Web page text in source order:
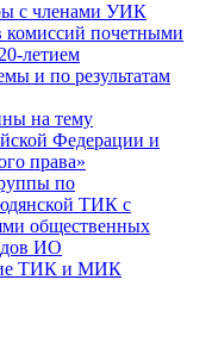
с членами УИК
комиссий почетными
летием
и по результатам
на тему
Федерации и
права»
по
ТИК с
общественных
ИО
ТИК и МИК